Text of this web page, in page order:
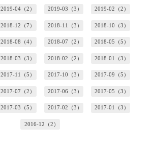
2019-04（2） 2019-03（3） 2019-02（2）
2018-12（7） 2018-11（3） 2018-10（3）
2018-08（4） 2018-07（2） 2018-05（5）
2018-03（3） 2018-02（2） 2018-01（3）
2017-11（5） 2017-10（3） 2017-09（5）
2017-07（2） 2017-06（3） 2017-05（3）
2017-03（5） 2017-02（3） 2017-01（3）
2016-12（2）